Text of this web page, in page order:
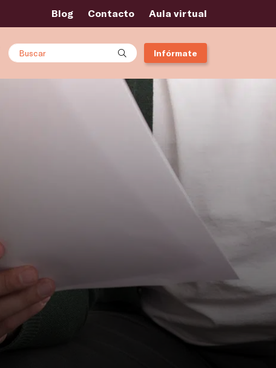
Blog Contacto Aula virtual
Buscar Infórmate